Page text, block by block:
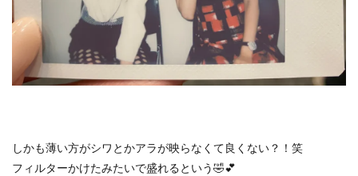
しかも薄い方がシワとかアラが映らなくて良くない？！笑
フィルターかけたみたいで盛れるという🤣💕